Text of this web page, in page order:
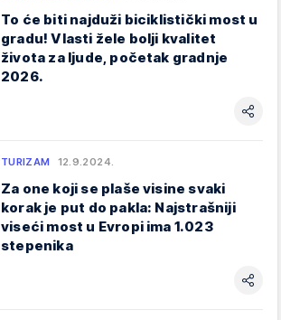
To će biti najduži biciklistički most u
gradu! Vlasti žele bolji kvalitet
života za ljude, početak gradnje
2026.
TURIZAM 12.9.2024.
Za one koji se plaše visine svaki
korak je put do pakla: Najstrašniji
viseći most u Evropi ima 1.023
stepenika